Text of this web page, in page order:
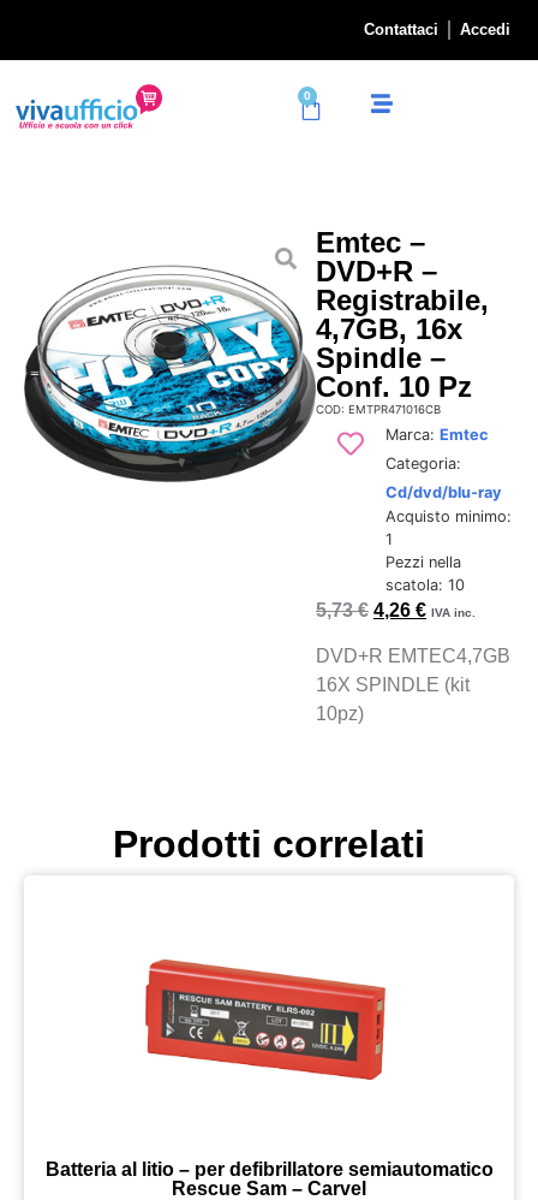
Contattaci Accedi
0
Emtec –
DVD+R –
Registrabile,
4,7GB, 16x
Spindle –
Conf. 10 Pz
COD: EMTPR471016CB
Marca: Emtec
Categoria:
Cd/dvd/blu-ray
Acquisto minimo:
1
Pezzi nella
scatola: 10
5,73€ 4,26€ IVA inc.
DVD+R EMTEC4,7GB
16X SPINDLE (kit
10pz)
Prodotti correlati
Batteria al litio – per defibrillatore semiautomatico
Rescue Sam – Carvel